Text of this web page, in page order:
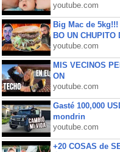
youtube.com
Big Mac de
BO UN CHUPITO
youtube.com
MIS VECINOS
ON
youtube.com
Gasté 100,000
mondrin
youtube.com
+20 COSAS de